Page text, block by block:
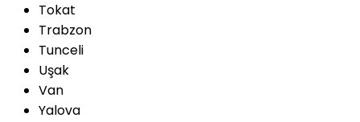
Tokat
Trabzon
Tunceli
Uşak
Van
Yalova